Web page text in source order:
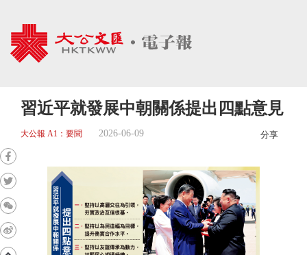
習近平就發展中朝關係提出四點意見
大公報 A1：要聞 2026-06-09 分享